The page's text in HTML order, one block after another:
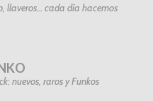
llaveros… cada día hacemos
nuevos, raros y Funkos